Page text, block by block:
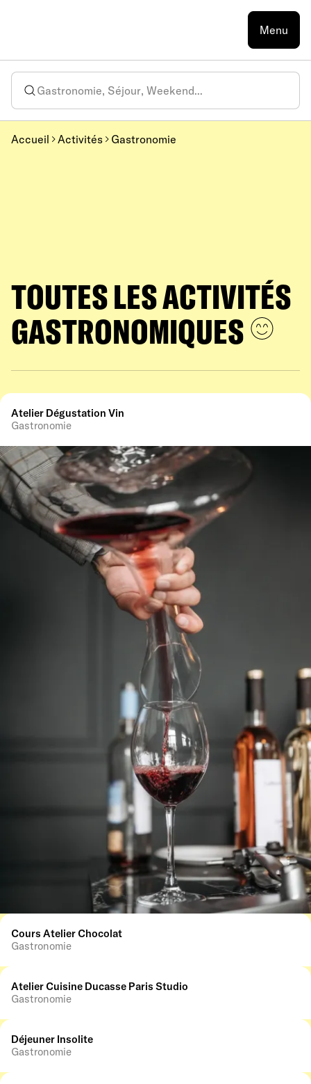
Menu
Accueil Activités Gastronomie
TOUTES LES ACTIVITÉS
GASTRONOMIQUES
Atelier Dégustation Vin
Gastronomie
Cours Atelier Chocolat
Gastronomie
Atelier Cuisine Ducasse Paris Studio
Gastronomie
Déjeuner Insolite
Gastronomie